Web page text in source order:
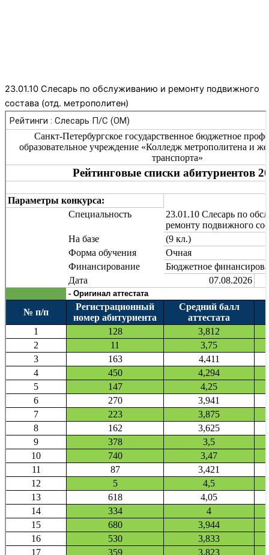
23.01.10 Слесарь по обслуживанию и ремонту подвижного
состава (отд. метрополитен)